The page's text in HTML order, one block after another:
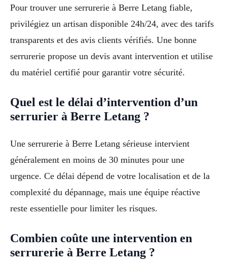
Pour trouver une serrurerie à Berre Letang fiable,
privilégiez un artisan disponible 24h/24, avec des tarifs
transparents et des avis clients vérifiés. Une bonne
serrurerie propose un devis avant intervention et utilise
du matériel certifié pour garantir votre sécurité.
Quel est le délai d’intervention d’un
serrurier à Berre Letang ?
Une serrurerie à Berre Letang sérieuse intervient
généralement en moins de 30 minutes pour une
urgence. Ce délai dépend de votre localisation et de la
complexité du dépannage, mais une équipe réactive
reste essentielle pour limiter les risques.
Combien coûte une intervention en
serrurerie à Berre Letang ?